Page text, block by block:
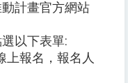
計畫官方網站
以下表單:
上報名，報名人